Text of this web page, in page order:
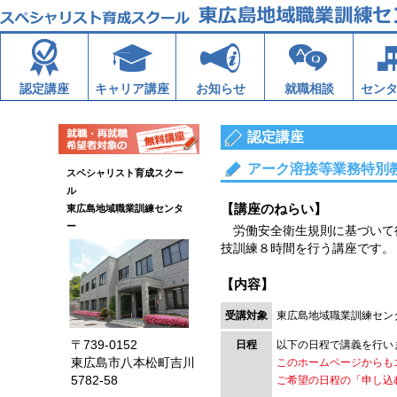
認定講座 キャリア講座 お知らせ 就職相談 セン
認定講座
アーク溶接等業務特別
【講座のねらい】
労働安全衛生規則に基づいて
技訓練８時間を行う講座です。
【内容】
受講対象 東広島地域職業訓練セ
日程
以下の日程で講義を行
このホームページから
ご希望の日程の「申し
スペシャリスト育成スクー
ル
東広島地域職業訓練センタ
ー
〒739-0152
東広島市八本松町吉川
5782-58